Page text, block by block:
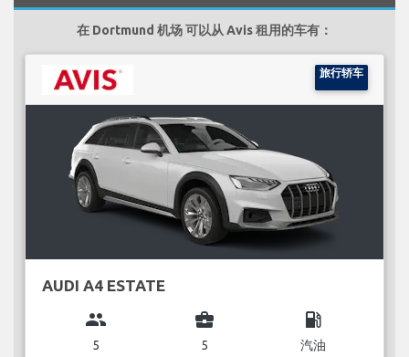
在 Dortmund 机场 可以从 Avis 租用的车有：
旅行轿车
AUDI A4 ESTATE
group
5
business_center
5
local_gas_station
汽油